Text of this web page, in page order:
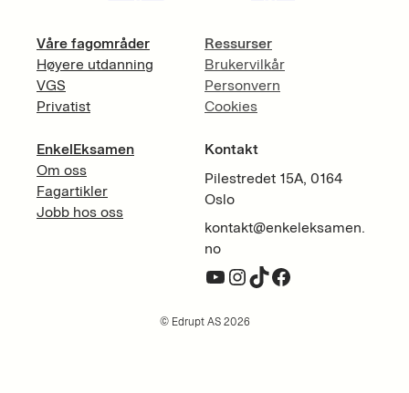
Våre fagområder
Høyere utdanning
VGS
Privatist
EnkelEksamen
Om oss
Fagartikler
Jobb hos oss
Ressurser
Brukervilkår
Personvern
Cookies
Kontakt
Pilestredet 15A, 0164
Oslo
kontakt@enkeleksamen.
no
YouTube InstagramTikTok Facebook
© Edrupt AS 2026